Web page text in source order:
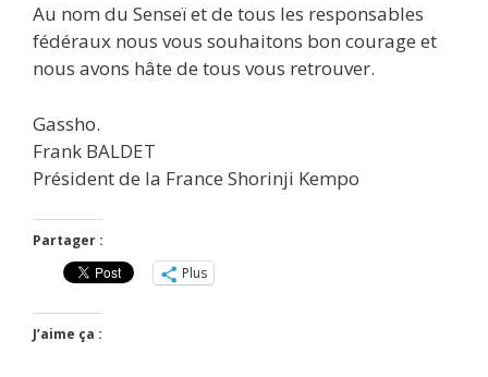
Au nom du Senseï et de tous les responsables
fédéraux nous vous souhaitons bon courage et
nous avons hâte de tous vous retrouver.
Gassho.
Frank BALDET
Président de la France Shorinji Kempo
Partager :
Plus
J’aime ça :